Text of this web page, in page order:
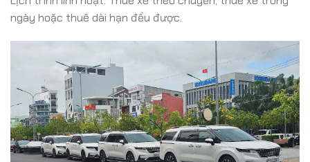
ngày hoặc thuê dài hạn đều được.